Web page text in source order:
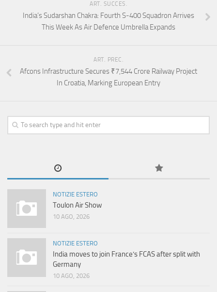
ART. SUCCES.
India’s Sudarshan Chakra: Fourth S-400 Squadron Arrives
This Week As Air Defence Umbrella Expands
ART. PREC.
Afcons Infrastructure Secures ₹7,544 Crore Railway Project
In Croatia, Marking European Entry
NOTIZIE ESTERO
Toulon Air Show
10 AGO, 2026
NOTIZIE ESTERO
India moves to join France’s FCAS after split with
Germany
10 AGO, 2026